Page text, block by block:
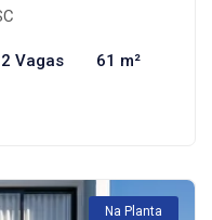
2 Vagas 61 m²
Na Planta